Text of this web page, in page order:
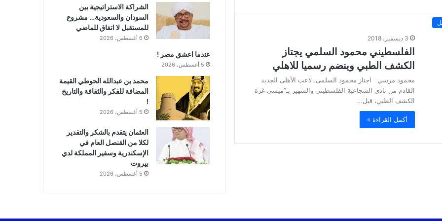
3 ديسمبر، 2018
الفلسطيني محمود السلمي يجتاز
الكشف الطبي وينضم رسميا للاهلي
محمود مرسي اجتاز محمود السلمى، لاعب الأهلى الجديد
القادم من نادى الشجاعية الفلسطينى والشهير بـ”ميسى غزة
الكشف الطبي، قبل…
أكمل القراءة »
الشراكة الاستراتيجية بين
السودان والسعودية… مشروع
للمستقبل لا اتفاق للماضي
6 أغسطس، 2026
عندما اعشق مصر !
5 أغسطس، 2026
محمد بن عبدالله الحوطي القيمة
المضافة للفكر والثقافة والتاريخ
!
5 أغسطس، 2026
العثمان يتقدم بالشكر والتقدير
لكلا من القنصل العام في
الإسكندرية وسفير المملكة لدي
بيروت
5 أغسطس، 2026